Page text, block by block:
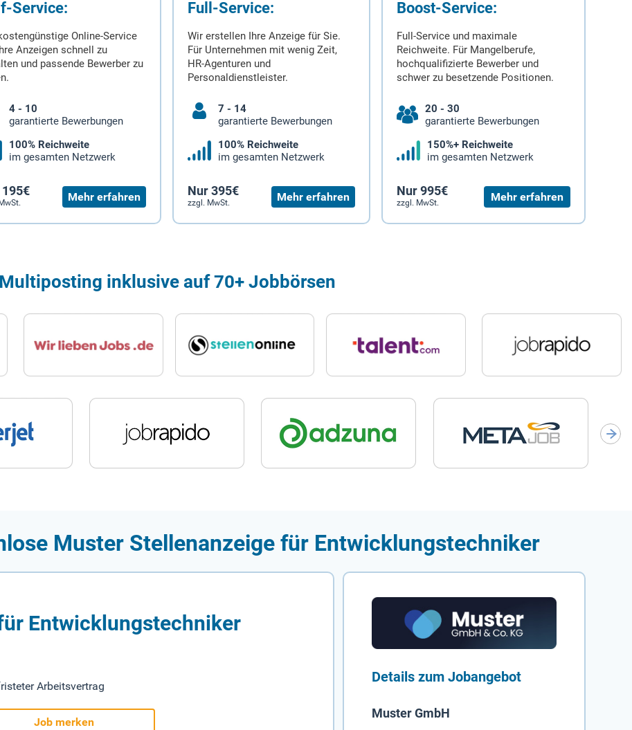
Service:
Online-Service
Anzeigen schnell zu
und passende Bewerber zu
4 - 10
garantierte Bewerbungen
100% Reichweite
im gesamten Netzwerk
Mehr erfahren
Full-Service:
Wir erstellen Ihre Anzeige für Sie.
Für Unternehmen mit wenig Zeit,
HR-Agenturen und
Personaldienstleister.
7 - 14
garantierte Bewerbungen
100% Reichweite
im gesamten Netzwerk
Nur 395€
zzgl. MwSt. Mehr erfahren
Boost-Service:
Full-Service und maximale
Reichweite. Für Mangelberufe,
hochqualifizierte Bewerber und
schwer zu besetzende Positionen.
20 - 30
garantierte Bewerbungen
150%+ Reichweite
im gesamten Netzwerk
Nur 995€
zzgl. MwSt. Mehr erfahren
Multiposting inklusive auf 70+ Jobbörsen
Muster Stellenanzeige für Entwicklungstechniker
Entwicklungstechniker
Arbeitsvertrag
Job merken
Details zum Jobangebot
Muster GmbH